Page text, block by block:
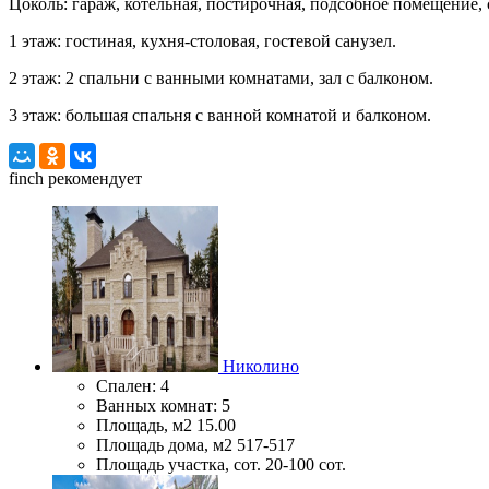
1 этаж: гостиная, кухня-столовая, гостевой санузел.
2 этаж: 2 спальни с ванными комнатами, зал с балконом.
3 этаж: большая спальня с ванной комнатой и балконом.
finch рекомендует
Николино
Спален: 4
Ванных комнат: 5
Площадь, м2 15.00
Площадь дома, м2 517-517
Площадь участка, сот. 20-100 сот.